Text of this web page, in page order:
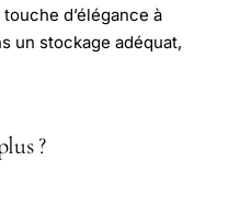
d’élégance à
un stockage adéquat,
?